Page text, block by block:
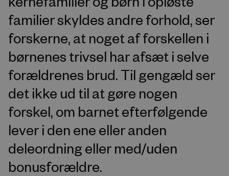
familier skyldes andre forhold, ser
forskerne, at noget af forskellen i
børnenes trivsel har afsæt i selve
forældrenes brud. Til gengæld ser
det ikke ud til at gøre nogen
forskel, om barnet efterfølgende
lever i den ene eller anden
deleordning eller med/uden
bonusforældre.